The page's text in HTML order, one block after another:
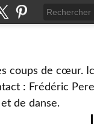
coups de cœur.
: Frédéric
de danse.